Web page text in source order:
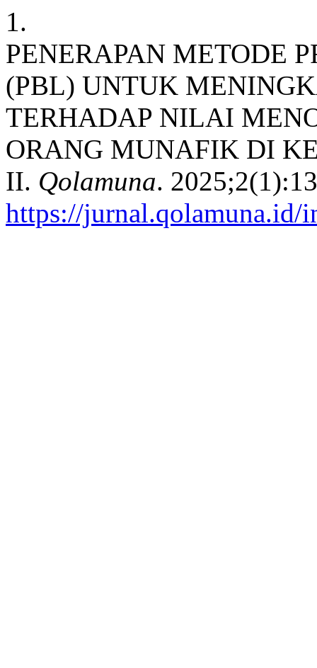
1.
PENERAPAN METODE
(PBL) UNTUK
TERHADAP NILAI
ORANG MUNAFIK DI
II. Qolamuna.
https://jurnal.qolamuna.id/